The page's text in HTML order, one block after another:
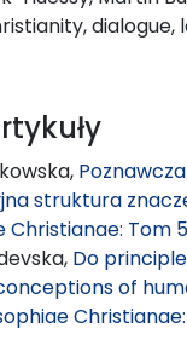
dialogue,
struktura
Christianae: Tom
Do
of